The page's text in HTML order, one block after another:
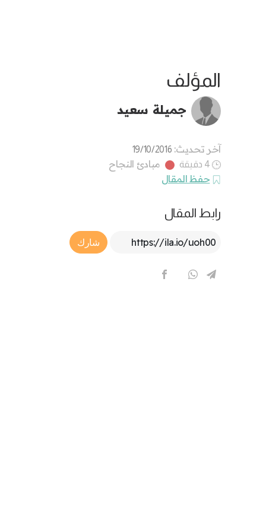
المؤلف
جميلة سعيد
آخر تحديث: 19/10/2016
4 دقيقة
مبادئ النجاح
حفظ المقال
رابط المقال
Article Link
شارك